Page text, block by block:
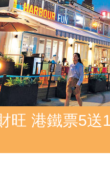
旺 港鐵票5送